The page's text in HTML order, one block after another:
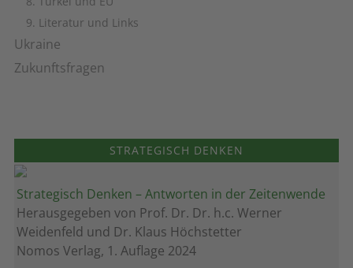
9. Literatur und Links
Ukraine
Zukunftsfragen
STRATEGISCH DENKEN
Strategisch Denken – Antworten in der Zeitenwende
Herausgegeben von Prof. Dr. Dr. h.c. Werner
Weidenfeld und Dr. Klaus Höchstetter
Nomos Verlag, 1. Auflage 2024